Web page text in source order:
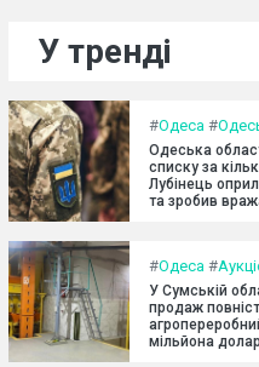
У тренді
#Одеса #
Одеська
списку за
Лубінець
та зробив
#Одеса #
У Сумській
продаж
мільйона